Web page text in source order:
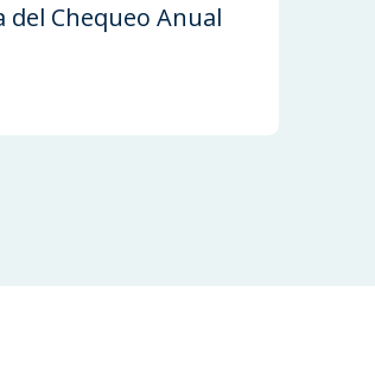
Chequeo Anual